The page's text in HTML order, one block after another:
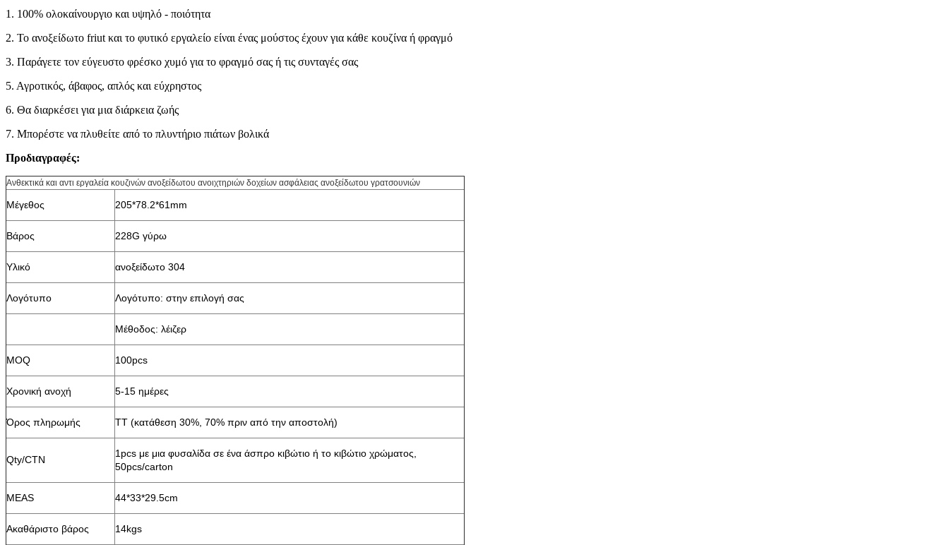
1. 100% ολοκαίνουργιο και υψηλό - ποιότητα
2. Το ανοξείδωτο friut και το φυτικό εργαλείο είναι ένας μούστος έχουν για κάθε κουζίνα ή φραγμό
3. Παράγετε τον εύγευστο φρέσκο χυμό για το φραγμό σας ή τις συνταγές σας
5. Αγροτικός, άβαφος, απλός και εύχρηστος
6. Θα διαρκέσει για μια διάρκεια ζωής
7. Μπορέστε να πλυθείτε από το πλυντήριο πιάτων βολικά
Προδιαγραφές:
Ανθεκτικά και αντι εργαλεία κουζινών ανοξείδωτου ανοιχτηριών δοχείων ασφάλειας ανοξείδωτου γρατσουνιών
Μέγεθος 205*78.2*61mm
Βάρος 228G γύρω
Υλικό ανοξείδωτο 304
Λογότυπο Λογότυπο: στην επιλογή σας
Μέθοδος: λέιζερ
MOQ 100pcs
Χρονική ανοχή 5-15 ημέρες
Όρος πληρωμής TT (κατάθεση 30%, 70% πριν από την αποστολή)
Qty/CTN
1pcs με μια φυσαλίδα σε ένα άσπρο κιβώτιο ή το κιβώτιο χρώματος,
50pcs/carton
MEAS 44*33*29.5cm
Ακαθάριστο βάρος 14kgs